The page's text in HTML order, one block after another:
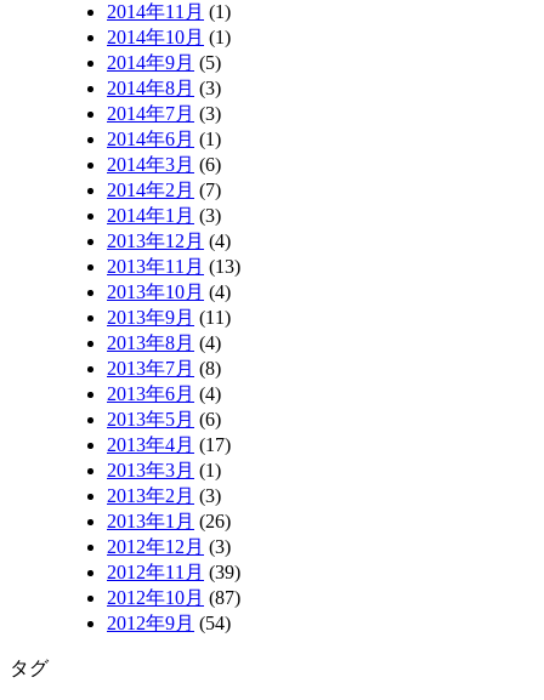
2014年11月 (1)
2014年10月 (1)
2014年9月 (5)
2014年8月 (3)
2014年7月 (3)
2014年6月 (1)
2014年3月 (6)
2014年2月 (7)
2014年1月 (3)
2013年12月 (4)
2013年11月 (13)
2013年10月 (4)
2013年9月 (11)
2013年8月 (4)
2013年7月 (8)
2013年6月 (4)
2013年5月 (6)
2013年4月 (17)
2013年3月 (1)
2013年2月 (3)
2013年1月 (26)
2012年12月 (3)
2012年11月 (39)
2012年10月 (87)
2012年9月 (54)
タグ